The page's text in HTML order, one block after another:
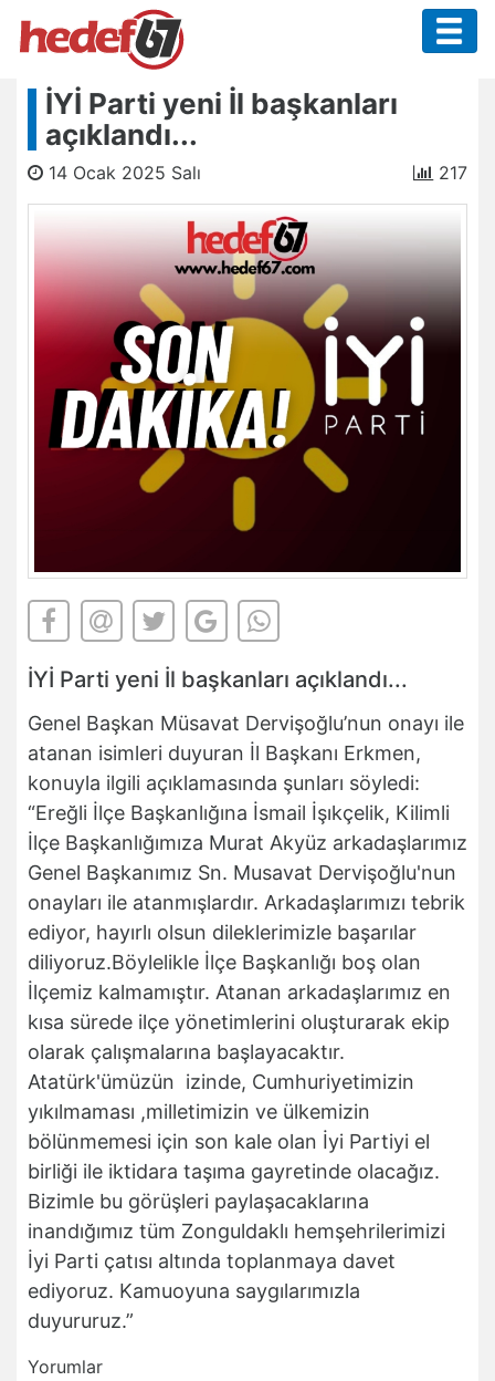
İYİ Parti yeni İl başkanları
açıklandı...
14 Ocak 2025 Salı 217
İYİ Parti yeni İl başkanları açıklandı...
Genel Başkan Müsavat Dervişoğlu’nun onayı ile
atanan isimleri duyuran İl Başkanı Erkmen,
konuyla ilgili açıklamasında şunları söyledi:
“Ereğli İlçe Başkanlığına İsmail İşıkçelik, Kilimli
İlçe Başkanlığımıza Murat Akyüz arkadaşlarımız
Genel Başkanımız Sn. Musavat Dervişoğlu'nun
onayları ile atanmışlardır. Arkadaşlarımızı tebrik
ediyor, hayırlı olsun dileklerimizle başarılar
diliyoruz.Böylelikle İlçe Başkanlığı boş olan
İlçemiz kalmamıştır. Atanan arkadaşlarımız en
kısa sürede ilçe yönetimlerini oluşturarak ekip
olarak çalışmalarına başlayacaktır.
Atatürk'ümüzün izinde, Cumhuriyetimizin
yıkılmaması ,milletimizin ve ülkemizin
bölünmemesi için son kale olan İyi Partiyi el
birliği ile iktidara taşıma gayretinde olacağız.
Bizimle bu görüşleri paylaşacaklarına
inandığımız tüm Zonguldaklı hemşehrilerimizi
İyi Parti çatısı altında toplanmaya davet
ediyoruz. Kamuoyuna saygılarımızla
duyururuz.”
Yorumlar